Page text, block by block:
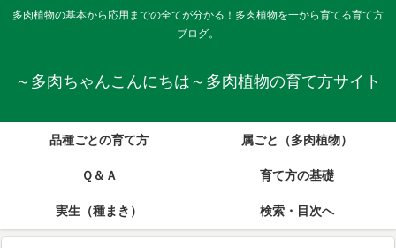
多肉植物の基本から応用までの全てが分かる！多肉植物を一から育てる育て方
ブログ。
～多肉ちゃんこんにちは～多肉植物の育て方サイト
品種ごとの育て方 属ごと（多肉植物）
Ｑ＆Ａ 育て方の基礎
実生（種まき） 検索・目次へ